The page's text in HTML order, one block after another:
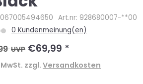
Art.nr: 928680007-**00
0 Kundenmeinung(en)
UVP €69,99 *
zzgl. Versandkosten